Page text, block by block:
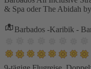
& Spa oder The Abidah
Barbados -Karibik -